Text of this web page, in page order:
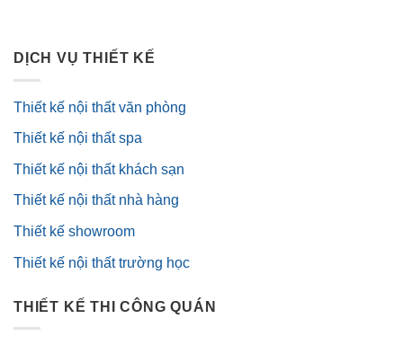
DỊCH VỤ THIẾT KẾ
Thiết kế nội thất văn phòng
Thiết kế nội thất spa
Thiết kế nội thất khách sạn
Thiết kế nội thất nhà hàng
Thiết kế showroom
Thiết kế nội thất trường học
THIẾT KẾ THI CÔNG QUÁN